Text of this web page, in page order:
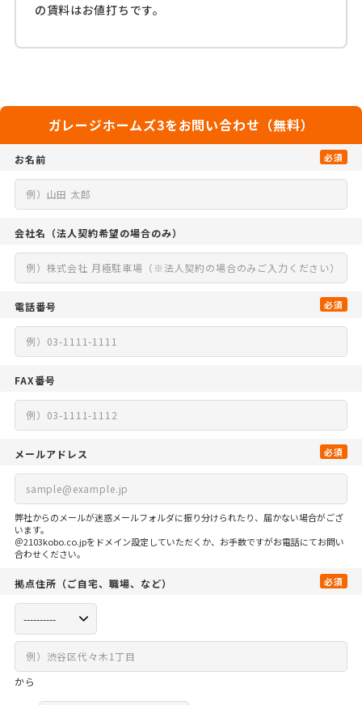
の賃料はお値打ちです。
ガレージホームズ3をお問い合わせ（無料）
お名前 必須
会社名 （法人契約希望の場合のみ）
電話番号 必須
FAX番号
メールアドレス 必須
弊社からのメールが迷惑メールフォルダに振り分けられたり、届かない場合がござ
います。
＠2103kobo.co.jpをドメイン設定していただくか、お手数ですがお電話にてお問い
合わせください。
拠点住所 （ご自宅、 職場、など） 必須
から